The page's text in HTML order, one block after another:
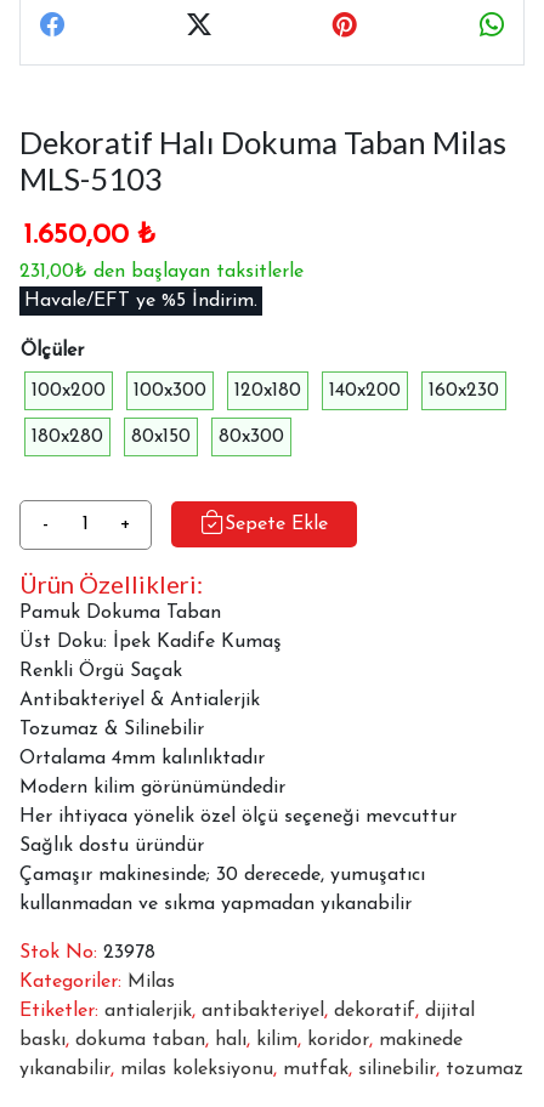
Dekoratif Halı Dokuma Taban Milas
MLS-5103
1.650,00 ₺
231,00₺ den başlayan taksitlerle
Havale/EFT ye %5 İndirim.
Ölçüler
100x200 100x300 120x180 140x200 160x230
180x280 80x150 80x300
-
Dekoratif
Halı
Dokuma
Taban
Milas
MLS-
5103
adet
+ Sepete Ekle
Ürün Özellikleri:
Pamuk Dokuma Taban
Üst Doku: İpek Kadife Kumaş
Renkli Örgü Saçak
Antibakteriyel & Antialerjik
Tozumaz & Silinebilir
Ortalama 4mm kalınlıktadır
Modern kilim görünümündedir
Her ihtiyaca yönelik özel ölçü seçeneği mevcuttur
Sağlık dostu üründür
Çamaşır makinesinde; 30 derecede, yumuşatıcı
kullanmadan ve sıkma yapmadan yıkanabilir
Stok No: 23978
Kategoriler: Milas
Etiketler: antialerjik, antibakteriyel , dekoratif, dijital
baskı, dokuma taban, halı, kilim, koridor, makinede
yıkanabilir, milas koleksiyonu, mutfak, silinebilir, tozumaz